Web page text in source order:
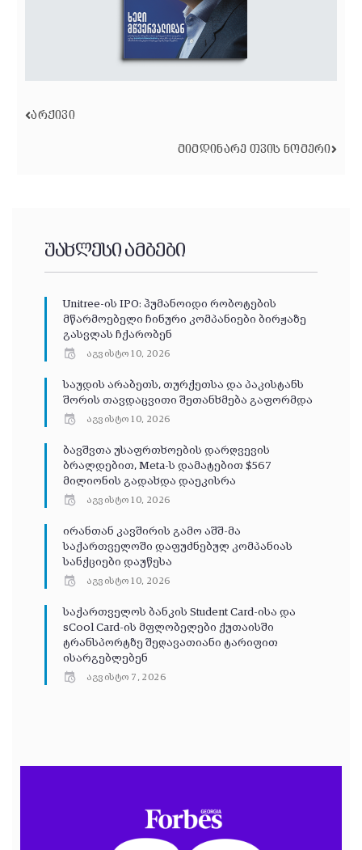
ᲐᲠᲥᲘᲕᲘ
ᲛᲘᲛᲓᲘᲜᲐᲠᲔ ᲗᲕᲘᲡ ᲜᲝᲛᲔᲠᲘ
უახლესი ამბები
Unitree-ის IPO: ჰუმანოიდი რობოტების
მწარმოებელი ჩინური კომპანიები ბირჟაზე
გასვლას ჩქარობენ
აგვისტო 10, 2026
საუდის არაბეთს, თურქეთსა და პაკისტანს
შორის თავდაცვითი შეთანხმება გაფორმდა
აგვისტო 10, 2026
ბავშვთა უსაფრთხოების დარღვევის
ბრალდებით, Meta-ს დამატებით $567
მილიონის გადახდა დაეკისრა
აგვისტო 10, 2026
ირანთან კავშირის გამო აშშ-მა
საქართველოში დაფუძნებულ კომპანიას
სანქციები დაუწესა
აგვისტო 10, 2026
საქართველოს ბანკის Student Card-ისა და
sCool Card-ის მფლობელები ქუთაისში
ტრანსპორტზე შეღავათიანი ტარიფით
ისარგებლებენ
აგვისტო 7, 2026